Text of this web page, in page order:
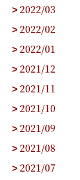
> 2022/03
> 2022/02
> 2022/01
> 2021/12
> 2021/11
> 2021/10
> 2021/09
> 2021/08
> 2021/07